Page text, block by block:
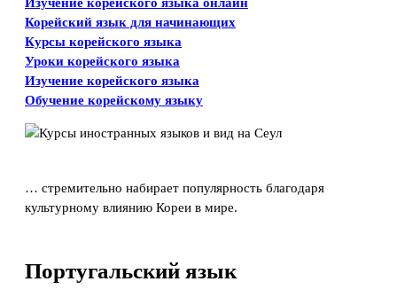
Корейский язык для начинающих
Курсы корейского языка
Уроки корейского языка
Изучение корейского языка
Обучение корейскому языку
… стремительно набирает популярность благодаря
культурному влиянию Кореи в мире.
Португальский язык